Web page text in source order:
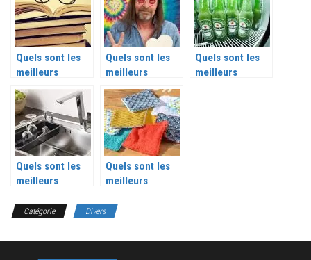
seniors ?
Quels sont les
meilleurs
accessoires
lecture ?
Quels sont les
meilleurs
accessoires
hippie ?
Quels sont les
meilleurs
Quels sont les
meilleurs
évier ?
Quels sont les
meilleurs
réutilisables ?
Catégorie Divers